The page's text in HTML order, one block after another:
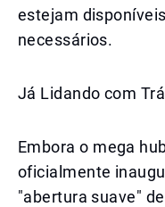
estejam
necessários.
Já Lidando com
Embora o mega
oficialmente
"abertura suave"